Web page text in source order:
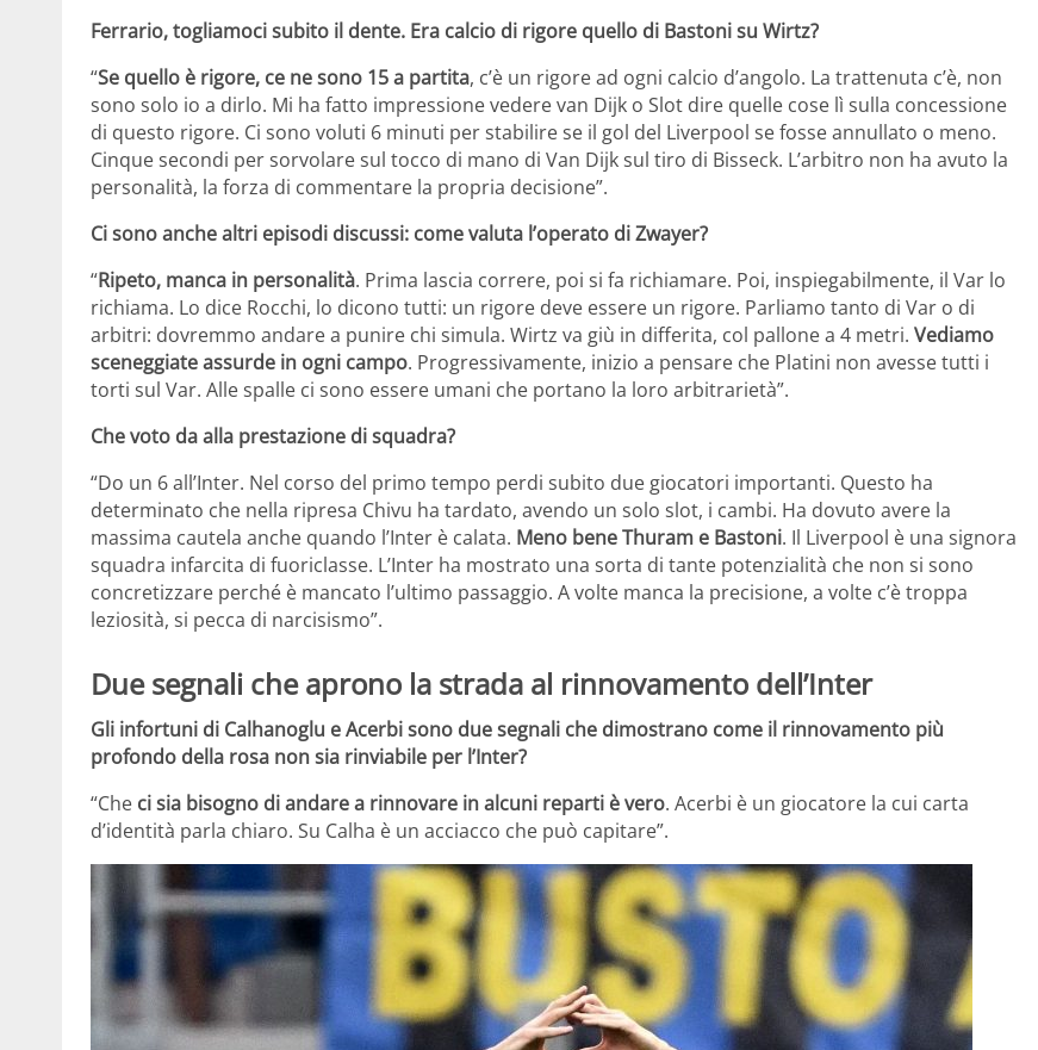
Ferrario, togliamoci subito il dente. Era calcio di rigore quello di Bastoni su Wirtz?
“Se quello è rigore, ce ne sono 15 a partita, c’è un rigore ad ogni calcio d’angolo. La trattenuta c’è, non
sono solo io a dirlo. Mi ha fatto impressione vedere van Dijk o Slot dire quelle cose lì sulla concessione
di questo rigore. Ci sono voluti 6 minuti per stabilire se il gol del Liverpool se fosse annullato o meno.
Cinque secondi per sorvolare sul tocco di mano di Van Dijk sul tiro di Bisseck. L’arbitro non ha avuto la
personalità, la forza di commentare la propria decisione”.
Ci sono anche altri episodi discussi: come valuta l’operato di Zwayer?
“Ripeto, manca in personalità. Prima lascia correre, poi si fa richiamare. Poi, inspiegabilmente, il Var lo
richiama. Lo dice Rocchi, lo dicono tutti: un rigore deve essere un rigore. Parliamo tanto di Var o di
arbitri: dovremmo andare a punire chi simula. Wirtz va giù in differita, col pallone a 4 metri. Vediamo
sceneggiate assurde in ogni campo. Progressivamente, inizio a pensare che Platini non avesse tutti i
torti sul Var. Alle spalle ci sono essere umani che portano la loro arbitrarietà”.
Che voto da alla prestazione di squadra?
“Do un 6 all’Inter. Nel corso del primo tempo perdi subito due giocatori importanti. Questo ha
determinato che nella ripresa Chivu ha tardato, avendo un solo slot, i cambi. Ha dovuto avere la
massima cautela anche quando l’Inter è calata. Meno bene Thuram e Bastoni. Il Liverpool è una signora
squadra infarcita di fuoriclasse. L’Inter ha mostrato una sorta di tante potenzialità che non si sono
concretizzare perché è mancato l’ultimo passaggio. A volte manca la precisione, a volte c’è troppa
leziosità, si pecca di narcisismo”.
Due segnali che aprono la strada al rinnovamento dell’Inter
Gli infortuni di Calhanoglu e Acerbi sono due segnali che dimostrano come il rinnovamento più
profondo della rosa non sia rinviabile per l’Inter?
“Che ci sia bisogno di andare a rinnovare in alcuni reparti è vero. Acerbi è un giocatore la cui carta
d’identità parla chiaro. Su Calha è un acciacco che può capitare”.